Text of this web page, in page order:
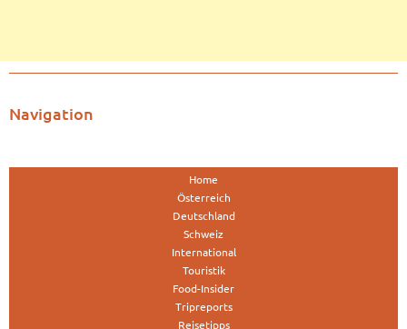
Navigation
Home
Österreich
Deutschland
Schweiz
International
Touristik
Food-Insider
Tripreports
Reisetipps